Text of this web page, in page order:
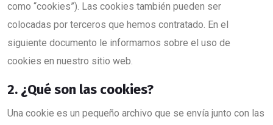
como “cookies”). Las cookies también pueden ser
colocadas por terceros que hemos contratado. En el
siguiente documento le informamos sobre el uso de
cookies en nuestro sitio web.
2. ¿Qué son las cookies?
Una cookie es un pequeño archivo que se envía junto con las